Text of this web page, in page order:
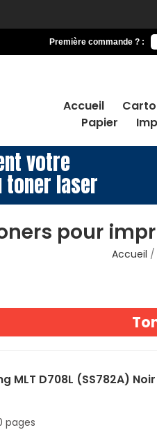
Première commande ? :
Accueil
Papier
votre
laser
pour
Accueil
MLT D708L (SS782A) Noir
pages